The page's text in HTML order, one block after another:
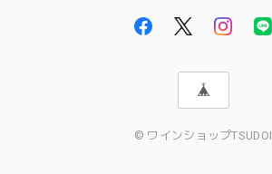
© ワインショップTSUDOI